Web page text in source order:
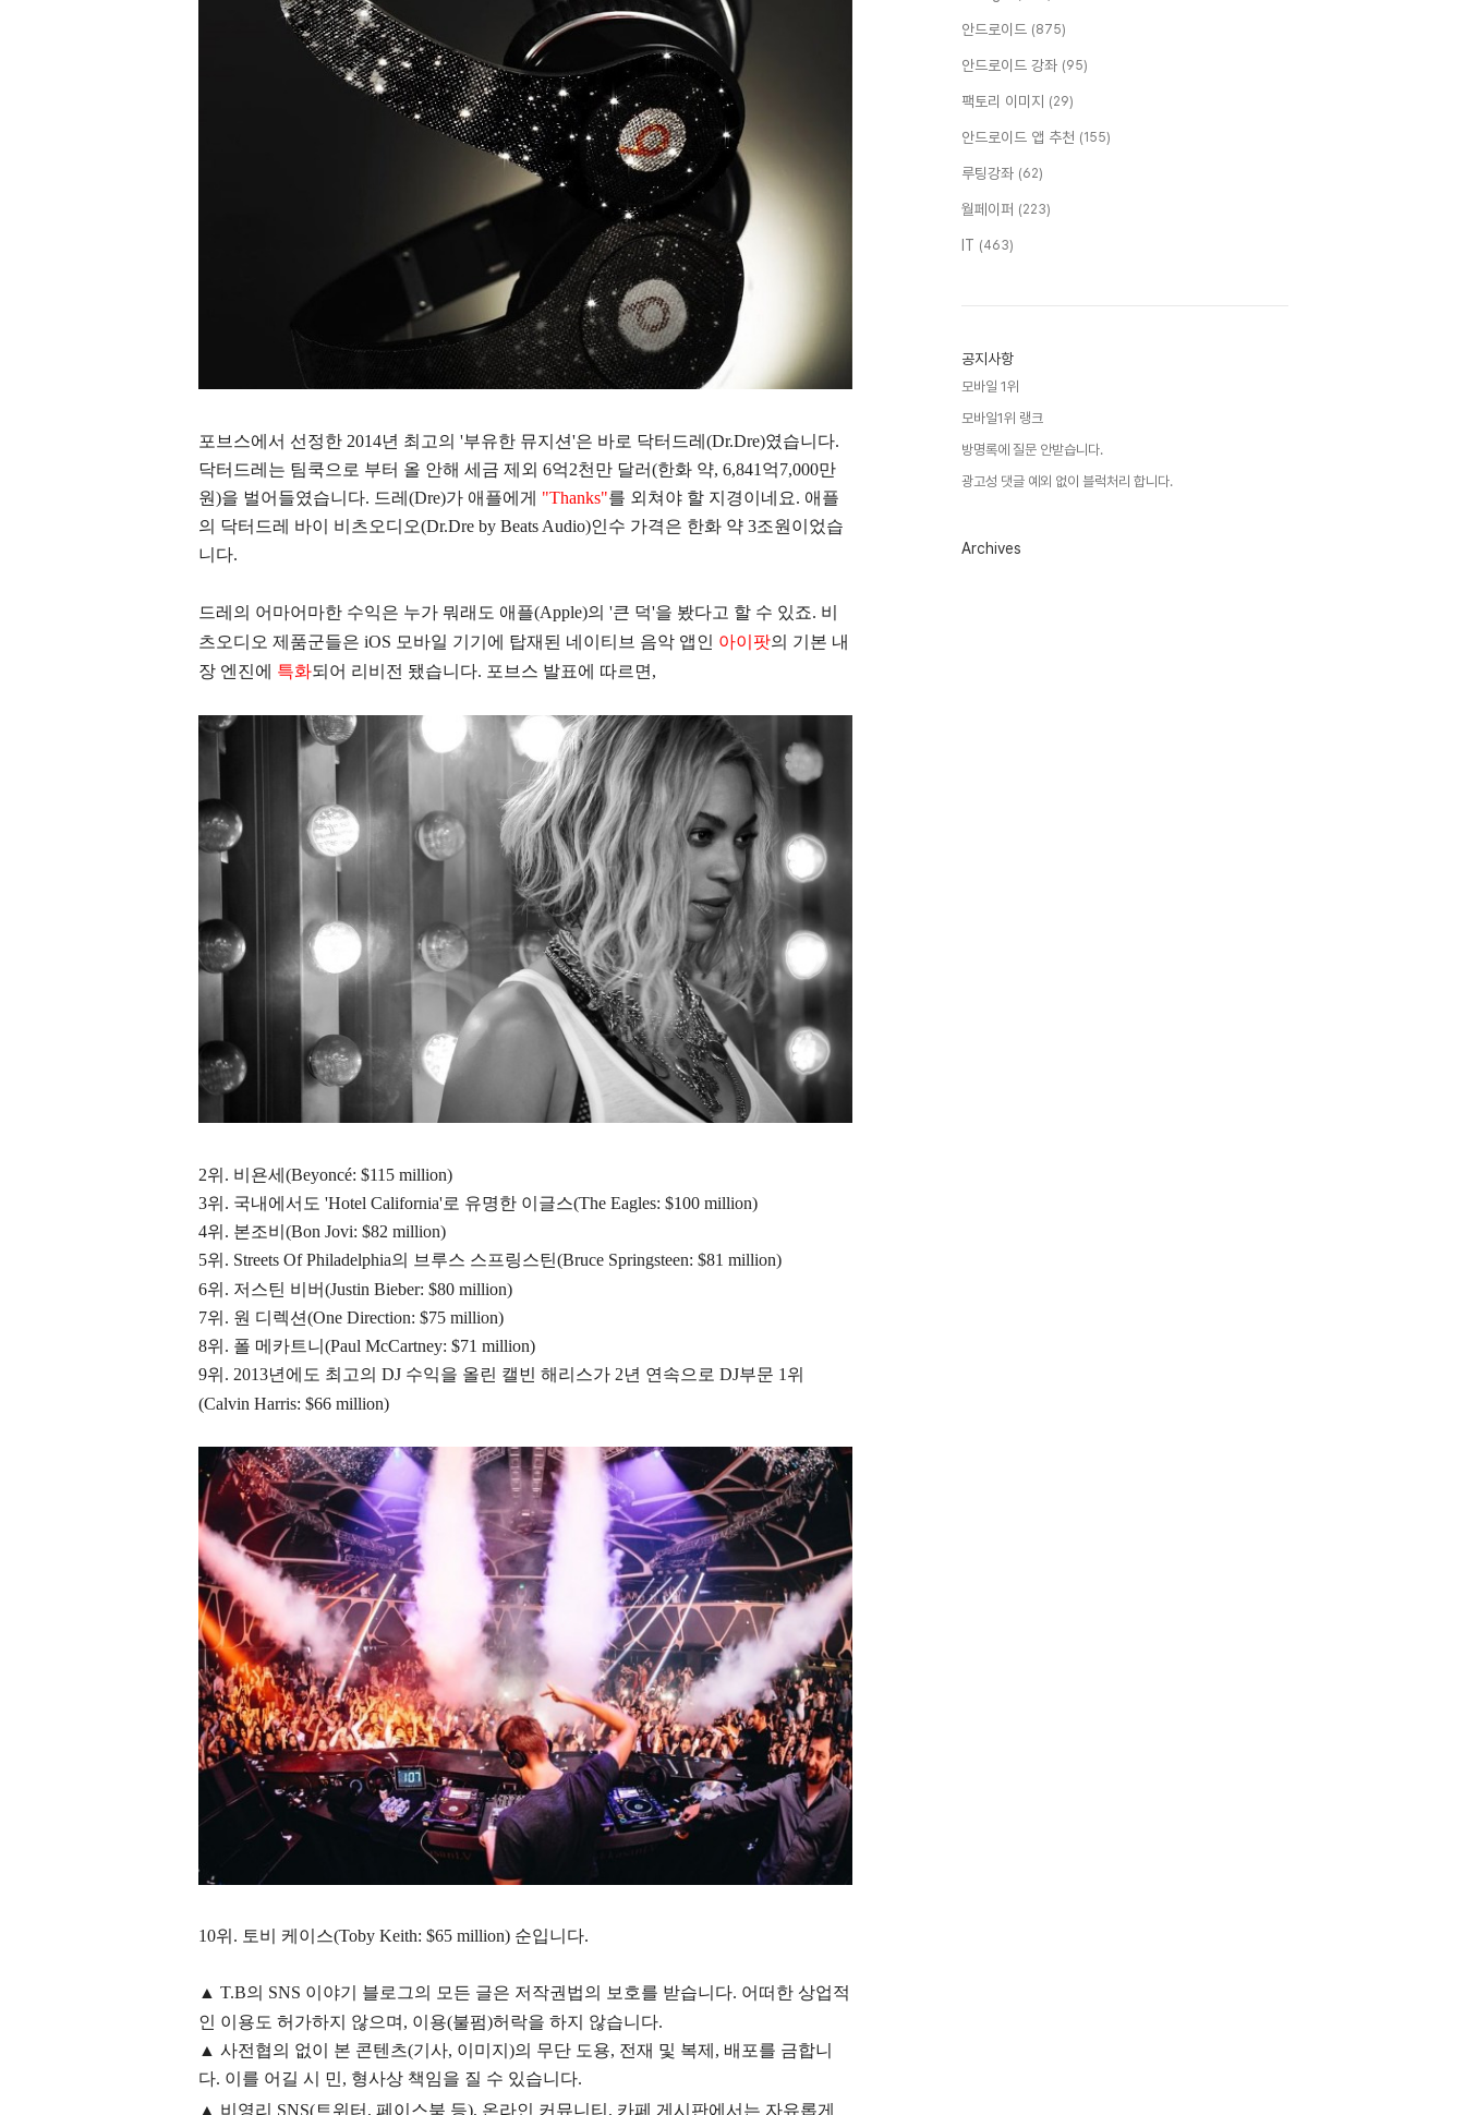
포브스에서 선정한 2014년 최고의 '부유한 뮤지션'은 바로 닥터드레(Dr.Dre)였습니다.
닥터드레는 팀쿡으로 부터 올 안해 세금 제외 6억2천만 달러(한화 약, 6,841억7,000만
원)을 벌어들였습니다. 드레(Dre)가 애플에게 "Thanks"를 외쳐야 할 지경이네요. 애플
의 닥터드레 바이 비츠오디오(Dr.Dre by Beats Audio)인수 가격은 한화 약 3조원이었습
니다.
드레의 어마어마한 수익은 누가 뭐래도 애플(Apple)의 '큰 덕'을 봤다고 할 수 있죠. 비
츠오디오 제품군들은 iOS 모바일 기기에 탑재된 네이티브 음악 앱인 아이팟의 기본 내
장 엔진에 특화되어 리비전 됐습니다. 포브스 발표에 따르면,
2위 . 비욘세(Beyoncé: $115 million)
3위 . 국내에서도 'Hotel California'로 유명한 이글스(The Eagles: $100 million)
4위 . 본조비(Bon Jovi: $82 million)
5위. Streets Of Philadelphia의 브루스 스프링스틴(Bruce Springsteen: $81 million)
6위. 저스틴 비버(Justin Bieber: $80 million)
7위. 원 디렉션(One Direction: $75 million)
8위. 폴 메카트니(Paul McCartney: $71 million)
9위. 2013년에도 최고의 DJ 수익을 올린 캘빈 해리스가 2년 연속으로 DJ부문 1위
(Calvin Harris: $66 million)
10위. 토비 케이스(Toby Keith: $65 million) 순입니다.
▲ T.B의 SNS 이야기 블 로그의 모든 글은 저작권법의 보호를 받습니다. 어떠한 상업적
인 이용도 허가하지 않으며, 이용(불펌)허락을 하지 않습니다.
▲ 사전협의 없이 본 콘텐츠(기사, 이미지)의 무단 도용, 전재 및 복제, 배포를 금합니
다. 이를 어길 시 민, 형사상 책임을 질 수 있습니다.
▲ 비영리 SNS(트위터, 페이스북 등), 온라인 커뮤니티, 카페 게시판에서는 자유롭게
안드로이드 (875)
안드로이드 강좌 (95)
팩토리 이미지 (29)
안드로이드 앱 추천 (155)
루팅강좌 (62)
월페이퍼 (223)
IT (463)
공지사항
모바일 1위
모바일1위 랭크
방명록에 질문 안받습니다.
광고성 댓글 예외 없이 블럭처리 합니다.
Archives